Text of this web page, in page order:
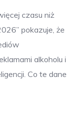
czasu niż
pokazuje, że
alkoholu i
Co te dane